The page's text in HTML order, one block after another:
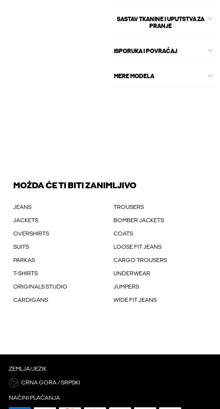
SASTAV TKANINE I UPUTSTVA ZA
PRANJE
ISPORUKA I POVRAĆAJ
MERE MODELA
MOŽDA ĆE TI BITI ZANIMLJIVO
JEANS TROUSERS
JACKETS BOMBER JACKETS
OVERSHIRTS COATS
SUITS LOOSE FIT JEANS
PARKAS CARGO TROUSERS
T-SHIRTS UNDERWEAR
ORIGINALS STUDIO JUMPERS
CARDIGANS WIDE FIT JEANS
ZEMLJA/JEZIK
CRNA GORA / SRPSKI
NAČINI PLAĆANJA